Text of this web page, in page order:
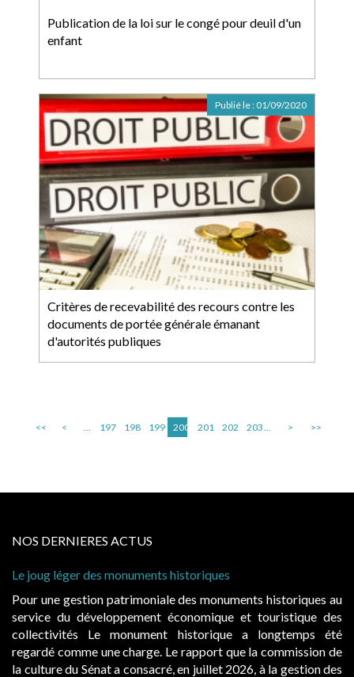
Publication de la loi sur le congé pour deuil d'un
enfant
Critères de recevabilité des recours contre les
documents de portée générale émanant
d'autorités publiques
Publié le : 01/09/2020
<< < ... 197 198 199 200 201 202 203... > >>
NOS DERNIERES ACTUS
Le joug léger des monuments historiques
Pour une gestion patrimoniale des monuments historiques au
service du développement économique et touristique des
collectivités Le monument historique a longtemps été
regardé comme une charge. Le rapport que la commission de
la culture du Sénat a consacré, en juillet 2026, à la gestion des